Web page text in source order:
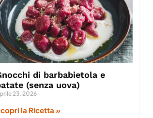
di barbabietola e
(senza uova)
23, 2026
la Ricetta »